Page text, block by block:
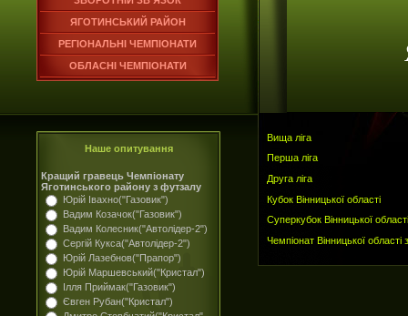
ЯГОТИНСЬКИЙ РАЙОН
РЕГІОНАЛЬНІ ЧЕМПІОНАТИ
ОБЛАСНІ ЧЕМПІОНАТИ
Наше опитування
Кращий гравець Чемпіонату
Яготинського району з футзалу
Юрій Івахно("Газовик")
Вадим Козачок("Газовик")
Вадим Колесник("Автолідер-2")
Сергій Кукса("Автолідер-2")
Юрій Лазебнов("Прапор")
Юрій Маршевський("Кристал")
Ілля Приймак("Газовик")
Євген Рубан("Кристал")
Вища ліга
Перша ліга
Друга ліга
Кубок Вінницької області
Суперкубок Вінницької області
Чемпіонат Вінницької області